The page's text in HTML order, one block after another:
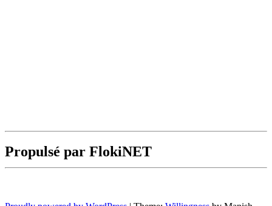
Propulsé par FlokiNET